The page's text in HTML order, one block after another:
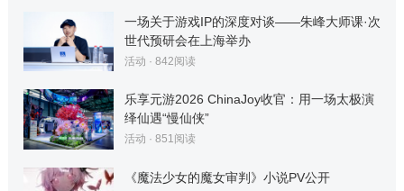
一场关于游戏IP的深度对谈——朱峰大师课·次
世代预研会在上海举办
活动 · 842阅读
乐享元游2026 ChinaJoy收官：用一场太极演
绎仙遇“慢仙侠”
活动 · 851阅读
《魔法少女的魔女审判》小说PV公开